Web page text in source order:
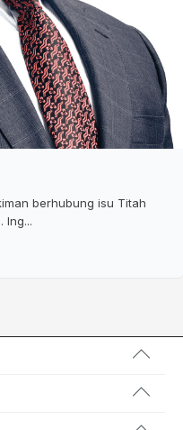
berhubung isu Titah
Ing...